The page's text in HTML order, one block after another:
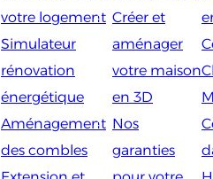
votre logement
Simulateur
rénovation
énergétique
Aménagement
des combles
Créer et
aménager
votre maison
en 3D
Nos
garanties